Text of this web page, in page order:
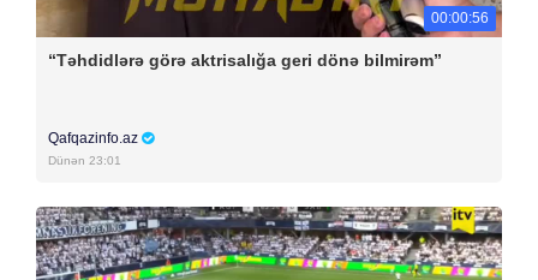
00:00:56
“Təhdidlərə görə aktrisalığa geri dönə bilmirəm”
Qafqazinfo.az
Dünən 23:01